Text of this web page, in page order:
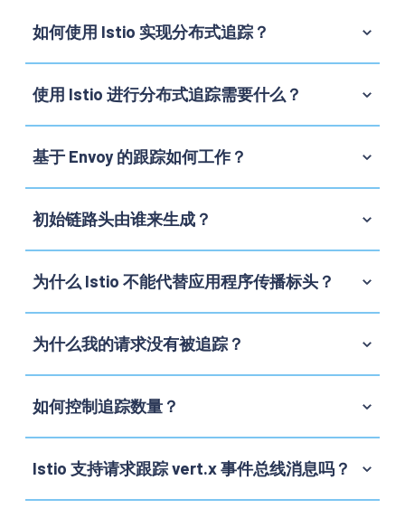
如何使用 Istio 实现分布式追踪？
使用 Istio 进行分布式追踪需要什么？
基于 Envoy 的跟踪如何工作？
初始链路头由谁来生成？
为什么 Istio 不能代替应用程序传播标头？
为什么我的请求没有被追踪？
如何控制追踪数量？
Istio 支持请求跟踪 vert.x 事件总线消息吗？